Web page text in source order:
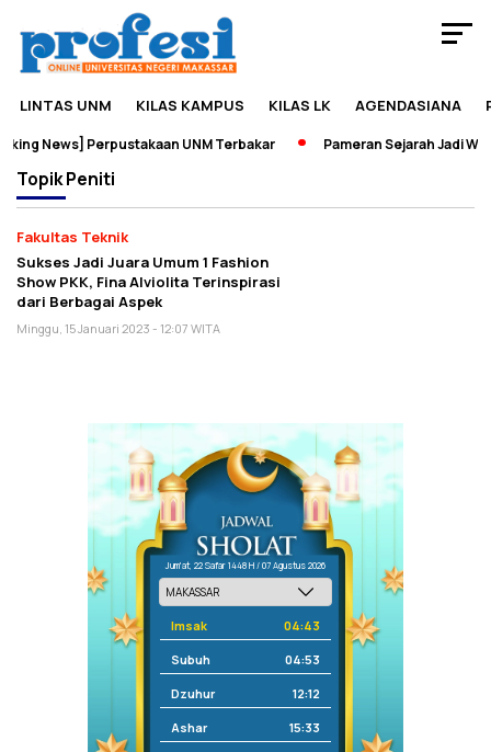
LINTAS UNM KILAS KAMPUS KILAS LK AGENDASIANA
News] Perpustakaan UNM Terbakar Pameran Sejarah Jadi
TopikPeniti
Fakultas Teknik
Sukses Jadi Juara Umum 1 Fashion
Show PKK, Fina Alviolita Terinspirasi
dari Berbagai Aspek
Minggu, 15 Januari 2023 - 12:07 WITA
Jum'at, 22 Safar 1448 H / 07 Agustus 2026
Imsak 04:43
Subuh 04:53
Dzuhur 12:12
Ashar 15:33